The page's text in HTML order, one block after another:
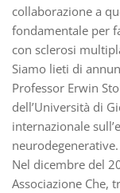
collaborazione a
fondamentale per
con sclerosi
Siamo lieti di
Professor Erwin
dell’Università di
internazionale
neurodegenerative.
Nel dicembre del
Associazione Che,